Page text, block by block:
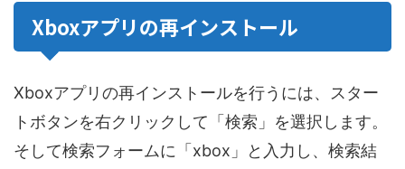
Xboxアプリの再インストール
Xboxアプリの再インストールを行うには、スター
トボタンを右クリックして「検索」を選択します。
そして検索フォームに「xbox」と入力し、検索結